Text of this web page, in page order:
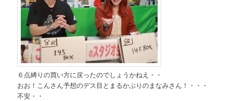
６点縛りの買い方に戻ったのでしょうかねえ・・
おお！こんさん予想のデス目とまるかぶりのまなみさん！・・・
不安・・